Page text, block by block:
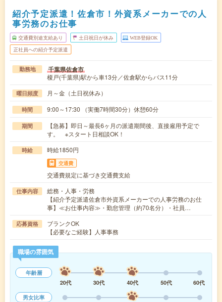
紹介予定派遣！佐倉市！外資系メーカーでの人
事労務のお仕事
交通費別途支給あり 土日祝日が休み WEB登録OK
正社員への紹介予定派遣
勤務地 千葉県佐倉市
榎戸(千葉県)駅から車13分／佐倉駅からバス11分
曜日頻度 月～金（土日祝休み）
時間 9:00～17:30 （実働7時間30分）休憩60分
期間
【急募】即日～最長6ヶ月の派遣期間後、直接雇用予定で
す。 ※スタート日相談OK！
時給 時給1850円
交通費
交通費規定に基づき交通費支給
仕事内容
総務・人事・労務
【紹介予定派遣佐倉市外資系メーカーでの人事労務のお仕
事】≪お仕事内容≫・勤怠管理（約70名分）・社員…
応募資格
ブランクOK
【必要なご経験】人事事務
職場の雰囲気
年齢層
20代
30代 40代 50代
60代
男女比率